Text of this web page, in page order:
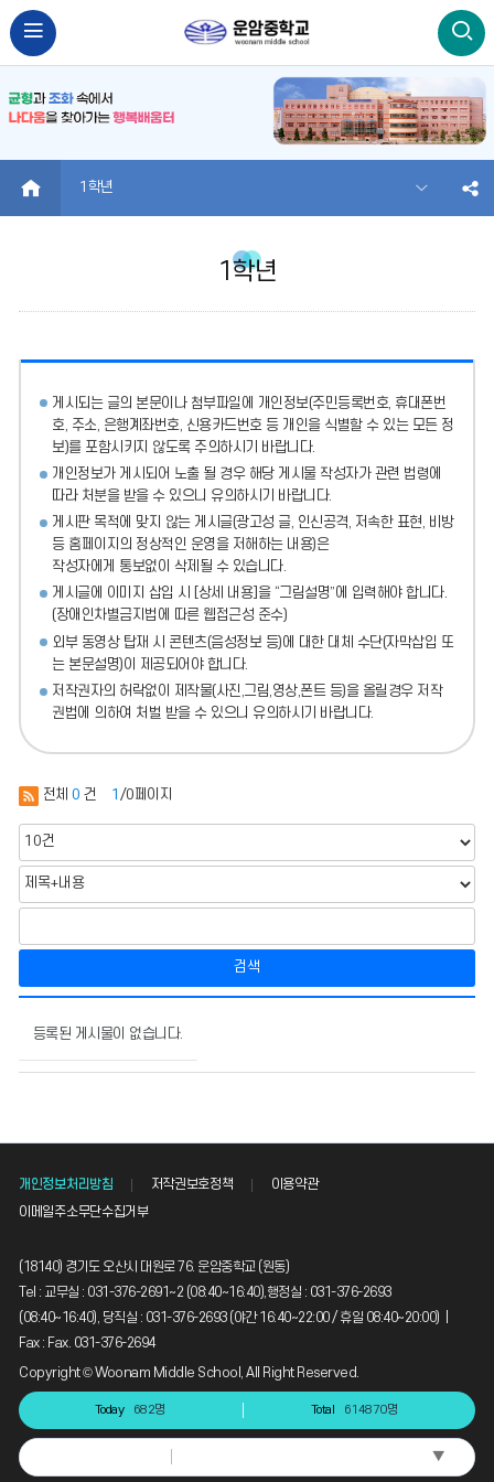
HOME 1학년
1학년
게시되는 글의 본문이나 첨부파일에
개인정보(주민등록번호, 휴대폰번
호, 주소, 은행계좌번호, 신용카드번호 등 개인을 식별할 수 있는 모든 정
보)를 포함시키지 않도록 주의하시기 바랍니다.
개인정보가 게시되어 노출 될 경우 해당 게시물 작성자가 관련 법령에
따라 처분을 받을 수 있으니 유의하시기 바랍니다.
게시판 목적에 맞지 않는 게시글(광고성 글, 인신공격, 저속한 표현, 비방
등 홈페이지의 정상적인 운영을 저해하는 내용)은
작성자에게 통보없이 삭제될 수 있습니다.
게시글에 이미지 삽입 시 [상세 내용]을 “그림설명”에 입력해야 합니다.
(장애인차별금지법에 따른 웹접근성 준수)
외부 동영상 탑재 시 콘텐츠(음성정보 등)에 대한 대체 수단(자막삽입 또
는 본문설명)이 제공되어야 합니다.
저작권자의 허락없이 제작물(사진,그림,영상,폰트 등)을 올릴경우 저작
권법에 의하여 처벌 받을 수 있으니 유의하시기 바랍니다.
전체 0 건 1 /0페이지
검색
의
물
호,
제
성
자,
등
록
회
수
정
보
등록된 게시물이 없습니다.
개인정보처리방침 저작권보호정책
이용약관
이메일주소무단수집거부
(18140) 경기도 오산시 대원로 76. 운암중학교 (원동)
Tel : 교무실 : 031-376-2691~2 (08:40~16:40),행정실 : 031-376-2693
(08:40~16:40), 당직실 : 031-376-2693 (야간 16:40~22:00 / 휴일 08:40~20:00) |
Fax : Fax. 031-376-2694
Copyright © Woonam Middle School, All Right Reserved.
Today 682명 Total 614870명
▼